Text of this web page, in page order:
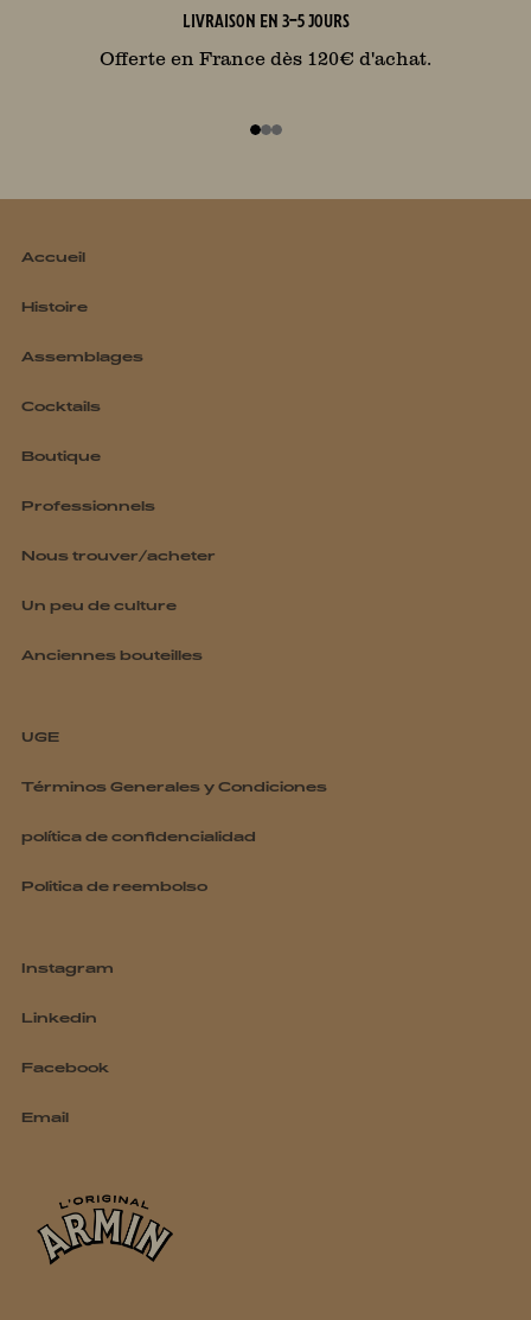
LIVRAISON EN 3-5 JOURS
Offerte en France dès 120€ d'achat.
Accueil
Histoire
Assemblages
Cocktails
Boutique
Professionnels
Nous trouver/acheter
Un peu de culture
Anciennes bouteilles
UGE
Términos Generales y Condiciones
política de confidencialidad
Politica de reembolso
Instagram
Linkedin
Facebook
Email